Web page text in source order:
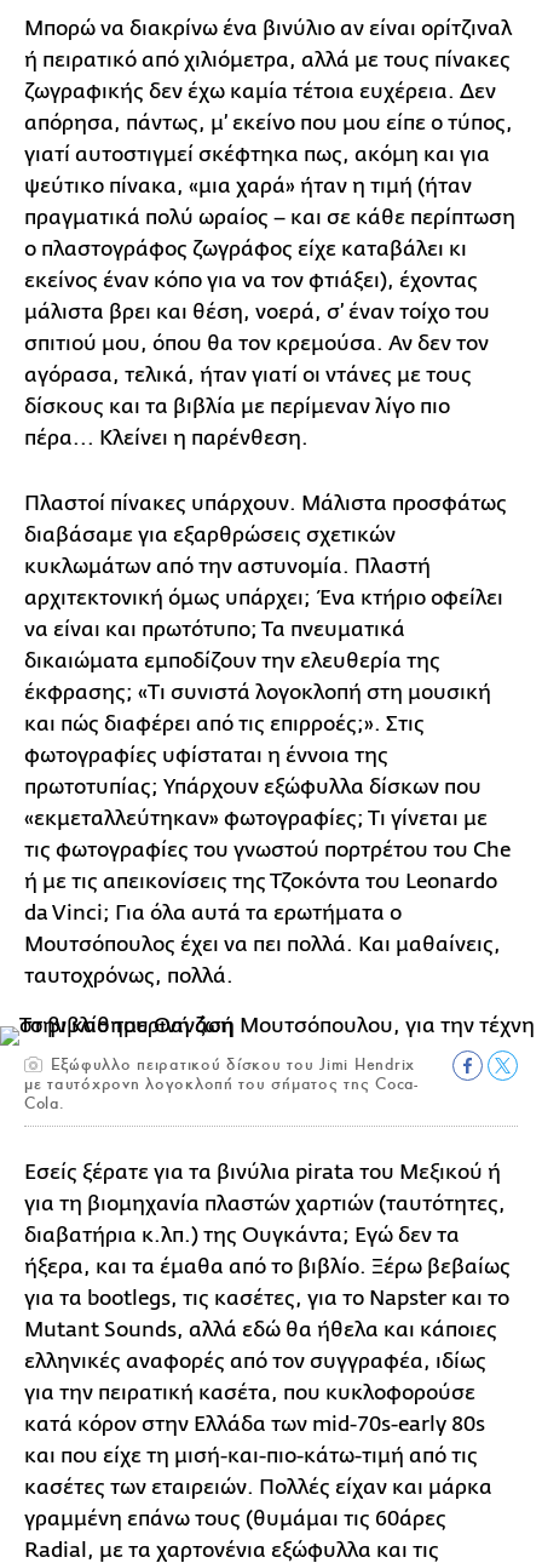
Μπορώ να διακρίνω ένα βινύλιο αν είναι ορίτζιναλ
ή πειρατικό από χιλιόμετρα, αλλά με τους πίνακες
ζωγραφικής δεν έχω καμία τέτοια ευχέρεια. Δεν
απόρησα, πάντως, μ’ εκείνο που μου είπε ο τύπος,
γιατί αυτοστιγμεί σκέφτηκα πως, ακόμη και για
ψεύτικο πίνακα, «μια χαρά» ήταν η τιμή (ήταν
πραγματικά πολύ ωραίος – και σε κάθε περίπτωση
ο πλαστογράφος ζωγράφος είχε καταβάλει κι
εκείνος έναν κόπο για να τον φτιάξει), έχοντας
μάλιστα βρει και θέση, νοερά, σ’ έναν τοίχο του
σπιτιού μου, όπου θα τον κρεμούσα. Αν δεν τον
αγόρασα, τελικά, ήταν γιατί οι ντάνες με τους
δίσκους και τα βιβλία με περίμεναν λίγο πιο
πέρα... Κλείνει η παρένθεση.
Πλαστοί πίνακες υπάρχουν. Μάλιστα προσφάτως
διαβάσαμε για εξαρθρώσεις σχετικών
κυκλωμάτων από την αστυνομία. Πλαστή
αρχιτεκτονική όμως υπάρχει; Ένα κτήριο οφείλει
να είναι και πρωτότυπο; Τα πνευματικά
δικαιώματα εμποδίζουν την ελευθερία της
έκφρασης; «Τι συνιστά λογοκλοπή στη μουσική
και πώς διαφέρει από τις επιρροές;». Στις
φωτογραφίες υφίσταται η έννοια της
πρωτοτυπίας; Υπάρχουν εξώφυλλα δίσκων που
«εκμεταλλεύτηκαν» φωτογραφίες; Τι γίνεται με
τις φωτογραφίες του γνωστού πορτρέτου του Che
ή με τις απεικονίσεις της Τζοκόντα του Leonardo
da Vinci; Για όλα αυτά τα ερωτήματα ο
Μουτσόπουλος έχει να πει πολλά. Και μαθαίνεις,
ταυτοχρόνως, πολλά.
Εξώφυλλο πειρατικού δίσκου του Jimi Hendrix
με ταυτόχρονη λογοκλοπή του σήματος της Coca-
Cola.
Εσείς ξέρατε για τα βινύλια pirata του Μεξικού ή
για τη βιομηχανία πλαστών χαρτιών (ταυτότητες,
διαβατήρια κ.λπ.) της Ουγκάντα; Εγώ δεν τα
ήξερα, και τα έμαθα από το βιβλίο. Ξέρω βεβαίως
για τα bootlegs, τις κασέτες, για το Napster και το
Mutant Sounds, αλλά εδώ θα ήθελα και κάποιες
ελληνικές αναφορές από τον συγγραφέα, ιδίως
για την πειρατική κασέτα, που κυκλοφορούσε
κατά κόρον στην Ελλάδα των mid-70s-early 80s
και που είχε τη μισή-και-πιο-κάτω-τιμή από τις
κασέτες των εταιρειών. Πολλές είχαν και μάρκα
γραμμένη επάνω τους (θυμάμαι τις 60άρες
Radial, με τα χαρτονένια εξώφυλλα και τις